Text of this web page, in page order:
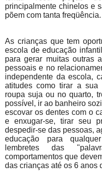
principalmente chinelos e
põem com tanta freqüência.
As crianças que tem
escola de educação
para gerar muitas outras
pessoais e no
independente da escola,
atitudes como tirar a
roupa suja ou no quarto,
possível, ir ao banheiro
escovar os dentes com o
e enxugar-se, tirar seu
despedir-se das pessoas,
educação para
lembretes das
comportamentos que
das crianças até os 6 anos